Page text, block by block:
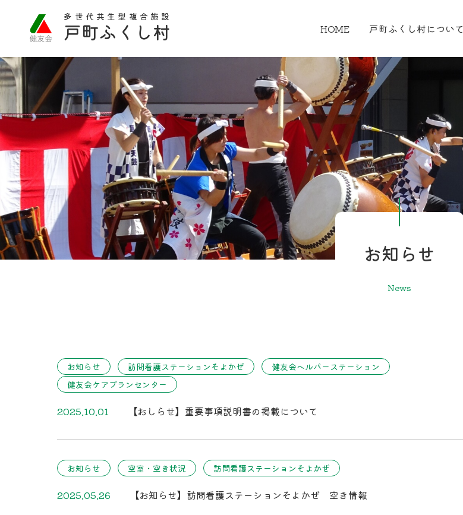
多世代共生型複合施設
戸町ふくし村 HOME 戸町ふくし村について
お知らせ
News
お知らせ 訪問看護ステーションそよかぜ
健友会ヘルパーステーション
健友会ケアプランセンター
2025.10.01 【おしらせ】重要事項説明書の掲載について
お知らせ 空室・空き状況 訪問看護ステーションそよかぜ
2025.05.26 【お知らせ】訪問看護ステーションそよかぜ 空き情報